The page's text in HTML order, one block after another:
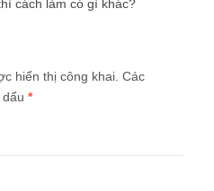
cách làm có gì khác?
hiển thị công khai. Các
*